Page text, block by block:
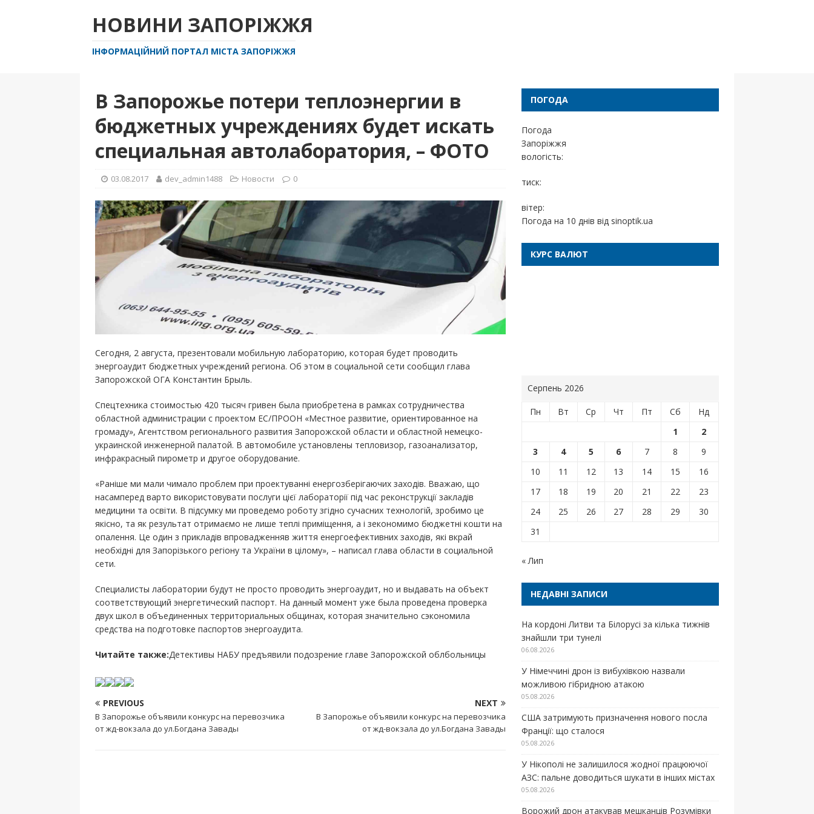
НОВИНИ ЗАПОРІЖЖЯ
ІНФОРМАЦІЙНИЙ ПОРТАЛ МІСТА ЗАПОРІЖЖЯ
В Запорожье потери теплоэнергии в
бюджетных учреждениях будет искать
специальная автолаборатория, – ФОТО
03.08.2017 dev_admin1488 Новости 0
Сегодня, 2 августа, презентовали мобильную лабораторию, которая будет проводить
энергоаудит бюджетных учреждений региона. Об этом в социальной сети сообщил глава
Запорожской ОГА Константин Брыль.
Спецтехника стоимостью 420 тысяч гривен была приобретена в рамках сотрудничества
областной администрации с проектом ЕС/ПРООН «Местное развитие, ориентированное на
громаду», Агентством регионального развития Запорожской области и областной немецко-
украинской инженерной палатой. В автомобиле установлены тепловизор, газоанализатор,
инфракрасный пирометр и другое оборудование.
«Раніше ми мали чимало проблем при проектуванні енергозберігаючих заходів. Вважаю, що
насамперед варто використовувати послуги цієї лабораторії під час реконструкції закладів
медицини та освіти. В підсумку ми проведемо роботу згідно сучасних технологій, зробимо це
якісно, та як результат отримаємо не лише теплі приміщення, а і зекономимо бюджетні кошти на
опалення. Це один з прикладів впровадженняв життя енергоефективних заходів, які вкрай
необхідні для Запорізького регіону та України в цілому», – написал глава области в социальной
сети.
Специалисты лаборатории будут не просто проводить энергоаудит, но и выдавать на объект
соответствующий энергетический паспорт. На данный момент уже была проведена проверка
двух школ в объединенных территориальных общинах, которая значительно сэкономила
средства на подготовке паспортов энергоаудита.
Читайте также:Детективы НАБУ предъявили подозрение главе Запорожской облбольницы
PREVIOUS
В Запорожье объявили конкурс на перевозчика
от жд-вокзала до ул.Богдана Завады
NEXT
В Запорожье объявили конкурс на перевозчика
от жд-вокзала до ул.Богдана Завады
ПОГОДА
Погода
Запоріжжя
вологість:
тиск:
вітер:
Погода на 10 днів від sinoptik.ua
КУРС ВАЛЮТ
Серпень 2026
Пн Вт Ср Чт Пт Сб
Нд
1
2
3
4 5 6 7 8
9
10
11 12 13 14 15
16
17
18 19 20 21 22
23
24
25 26 27 28 29
30
31
« Лип
НЕДАВНІ ЗАПИСИ
На кордоні Литви та Білорусі за кілька тижнів
знайшли три тунелі
06.08.2026
У Німеччині дрон із вибухівкою назвали
можливою гібридною атакою
05.08.2026
США затримують призначення нового посла
Франції: що сталося
05.08.2026
У Нікополі не залишилося жодної працюючої
АЗС: пальне доводиться шукати в інших містах
05.08.2026
Ворожий дрон атакував мешканців Розумівки